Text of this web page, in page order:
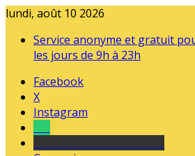
lundi, août 10 2026
Service anonyme et gratuit
les jours de 9h à 23h
Facebook
X
Instagram